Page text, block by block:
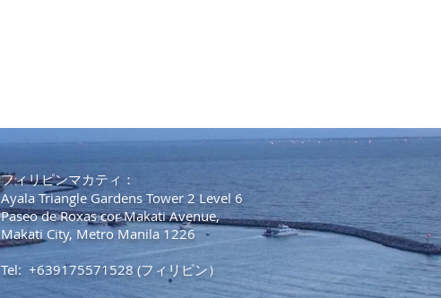
フィリピンマカティ：
Ayala Triangle Gardens Tower 2 Level 6
Paseo de Roxas cor Makati Avenue,
Makati City, Metro Manila 1226
Tel: +639175571528 (フィリピン）